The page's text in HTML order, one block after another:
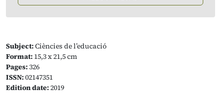
Subject:Ciències de l’educació
Format: 15,3 x 21,5 cm
Pages:326
ISSN:02147351
Edition date:2019